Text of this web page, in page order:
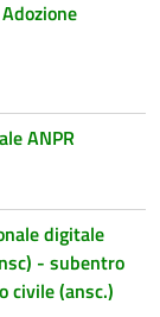
ANPR
digitale
- subentro
civile (ansc.)